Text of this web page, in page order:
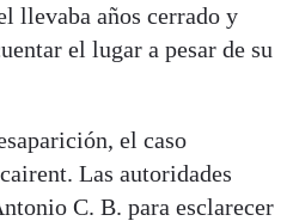
llevaba años cerrado y
el lugar a pesar de su
el caso
Las autoridades
C. B. para esclarecer